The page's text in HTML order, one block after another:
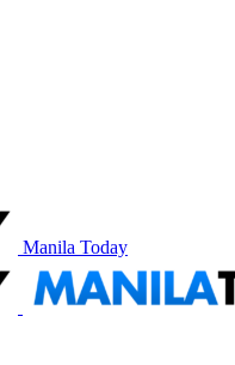
Manila Today